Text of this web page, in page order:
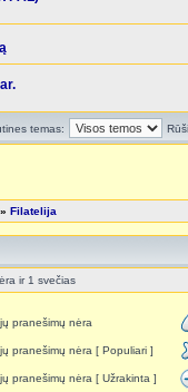
temas:
» Filatelija
ir 1 svečias
pranešimų nėra
pranešimų nėra [ Populiari ]
pranešimų nėra [ Užrakinta ]